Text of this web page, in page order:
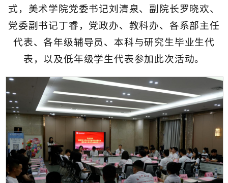
式，美术学院党委书记刘清泉、副院长罗晓欢、
党委副书记丁睿，党政办、教科办、各系部主任
代表、各年级辅导员、本科与研究生毕业生代
表，以及低年级学生代表参加此次活动。